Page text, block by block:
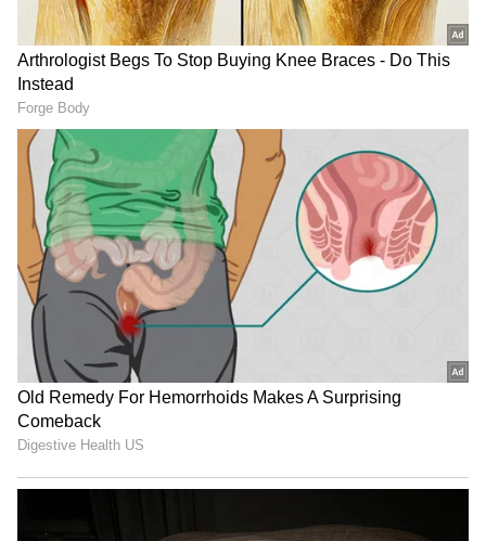
గత సీజన్‌లో సీఎస్‌కే తరుపున ఆడిన ముకేశ్ కుమార్
చౌదరిని కొనుగోలు చేయడానికి చెన్నై సూపర్ కింగ్స్, ఢిల్లీ
క్యాపిటల్స్, పంజాబ్ కింగ్స్ పోటీపడ్డాయి. రూ.5 కోట్ల 50
లక్షలకు ముకేశ్ కుమార్‌ని సొంతం చేసుకుంది ఢిల్లీ
క్యాపిటల్స్..